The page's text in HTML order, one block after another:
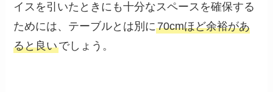
イスを引いたときにも十分なスペースを確保する
ためには、テーブルとは別に70cmほど余裕があ
ると良いでしょう。